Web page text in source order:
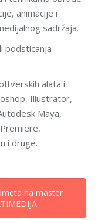
animacije i
sadržaja.
podsticanja
alata i
Illustrator,
Maya,
i druge.
na master